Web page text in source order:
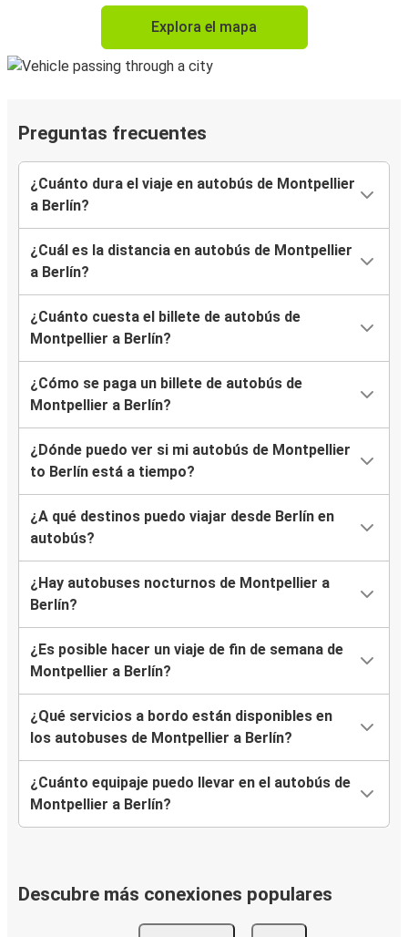
Explora el mapa
Preguntas frecuentes
¿Cuánto dura el viaje en autobús de Montpellier
a Berlín?
¿Cuál es la distancia en autobús de Montpellier
a Berlín?
¿Cuánto cuesta el billete de autobús de
Montpellier a Berlín?
¿Cómo se paga un billete de autobús de
Montpellier a Berlín?
¿Dónde puedo ver si mi autobús de Montpellier
to Berlín está a tiempo?
¿A qué destinos puedo viajar desde Berlín en
autobús?
¿Hay autobuses nocturnos de Montpellier a
Berlín?
¿Es posible hacer un viaje de fin de semana de
Montpellier a Berlín?
¿Qué servicios a bordo están disponibles en
los autobuses de Montpellier a Berlín?
¿Cuánto equipaje puedo llevar en el autobús de
Montpellier a Berlín?
Descubre más conexiones populares